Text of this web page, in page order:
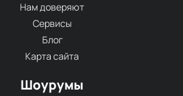
Нам доверяют
Сервисы
Блог
Карта сайта
Шоурумы